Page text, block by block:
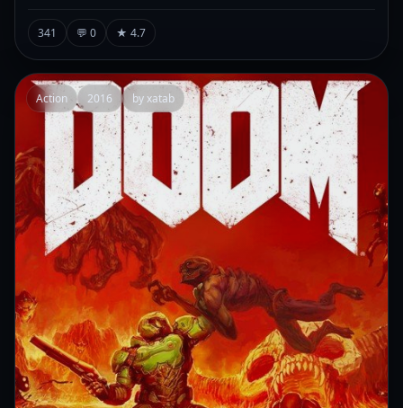
341 💬 0 ★ 4.7
Action 2016 by xatab